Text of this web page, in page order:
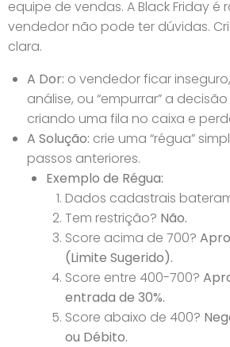
equipe de vendas. A Black Friday é
vendedor não pode ter dúvidas.
clara.
A Dor: o vendedor ficar
análise, ou “empurrar” a
criando uma fila no caixa e
A Solução: crie uma “régua”
passos anteriores.
Exemplo de Régua:
Dados cadastrais
Tem restrição? Não.
Score acima de 700?
(Limite Sugerido).
Score entre 400-700?
entrada de 30%.
Score abaixo de 400?
ou Débito.